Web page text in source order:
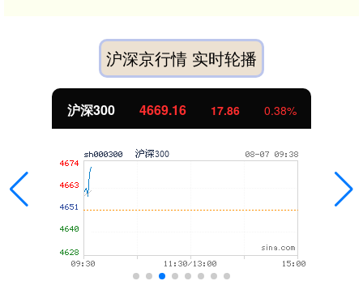
沪深京行情 实时轮播
沪深300 4669.16 17.86 0.38%